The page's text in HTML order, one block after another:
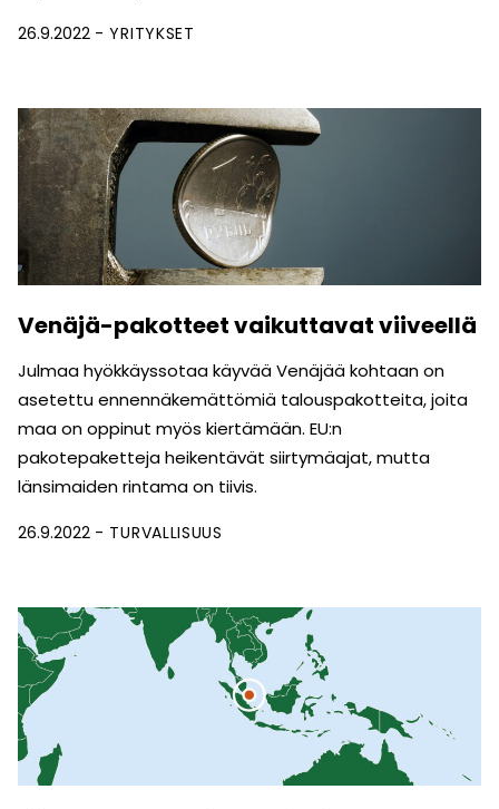
26.9.2022 YRITYKSET
Venäjä-pakotteet vaikuttavat viiveellä
Julmaa hyökkäyssotaa käyvää Venäjää kohtaan on
asetettu ennennäkemättömiä talouspakotteita, joita
maa on oppinut myös kiertämään. EU:n
pakotepaketteja heikentävät siirtymäajat, mutta
länsimaiden rintama on tiivis.
26.9.2022 TURVALLISUUS